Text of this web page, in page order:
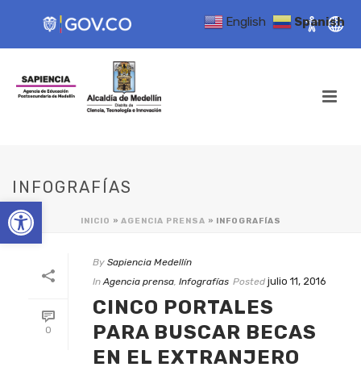
Open toolbar
INFOGRAFÍAS
INICIO » AGENCIA PRENSA » INFOGRAFÍAS
0
By Sapiencia Medellín
In Agencia prensa, Infografías Posted julio 11, 2016
CINCO PORTALES
PARA BUSCAR BECAS
EN EL EXTRANJERO
English Spanish